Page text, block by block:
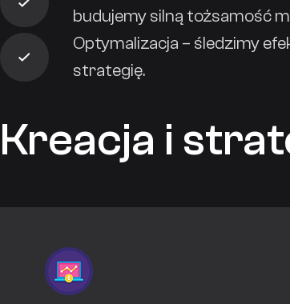
budujemy silną tożsamość
Optymalizacja – śledzimy
strategię.
Kreacja i